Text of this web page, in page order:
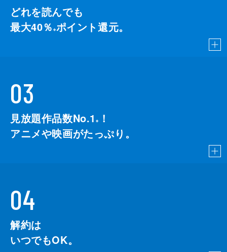
どれを読んでも
最大40％ ※ポイント還元。
03
見放題作品数No.1 ※
！
アニメや映画がたっぷり。
04
解約は
いつでもOK。